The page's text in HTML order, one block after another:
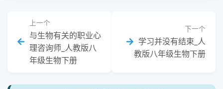
上一个
与生物有关的职业心
理咨询师_人教版八
年级生物下册
下一个
学习并没有结束_人
教版八年级生物下册